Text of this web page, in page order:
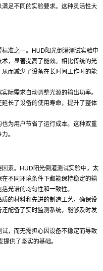
足不同的实验要求。这种灵活性大
准之一。HUD阳光倒灌测试实验中
，显著提高了能效。相比传统的光
而减少了设备在长时间工作时的能
际需求自动调整光源的输出功率。
长了设备的使用寿命，提升了整体
为用户节省了运行成本。这种双重
。
素。HUD阳光倒灌测试实验中，太
不同环境条件下都能保持稳定的输
光谱的均匀性和一致性。
的材料和先进的制造工艺，确保设
配备了实时监测系统，能够及时发
，而无需担心因设备不稳定而导致
供了坚实的基础。